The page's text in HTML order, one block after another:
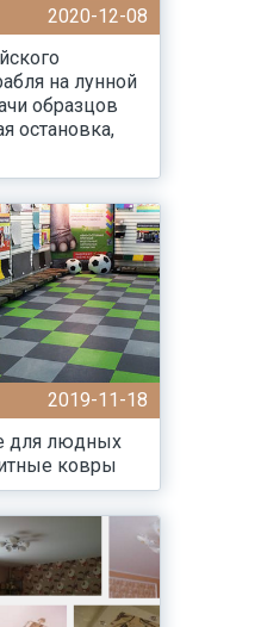
2020-12-08
на лунной
образцов
остановка,
2019-11-18
для людных
ковры